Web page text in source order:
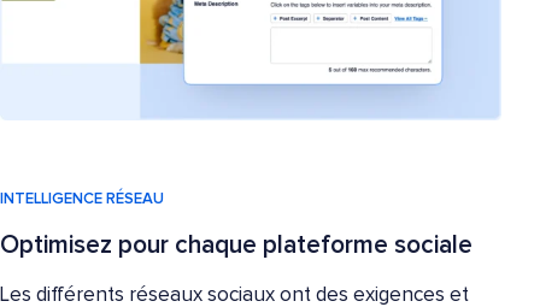
INTELLIGENCE RÉSEAU
Optimisez pour chaque plateforme sociale
Les différents réseaux sociaux ont des exigences et